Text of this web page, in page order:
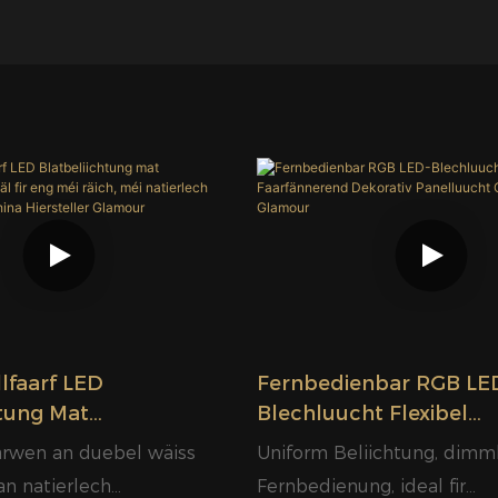
LED
Mat
Kanäl Fir Eng Méi
an duebel wäiss
natierlech
Fernbedienbar RGB
Blechluucht Flexibel
Faarfännerend
Panelluucht China
Uniform Beliichtung,
Fernbedienung, ideal fir